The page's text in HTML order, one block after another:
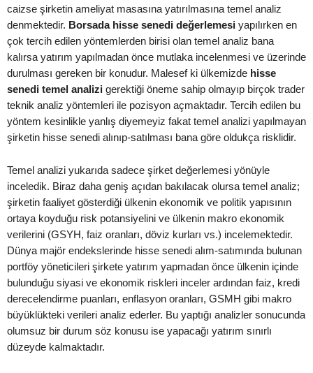
caizse şirketin ameliyat masasına yatırılmasına temel analiz
denmektedir. Borsada hisse senedi değerlemesi yapılırken en
çok tercih edilen yöntemlerden birisi olan temel analiz bana
kalırsa yatırım yapılmadan önce mutlaka incelenmesi ve üzerinde
durulması gereken bir konudur. Malesef ki ülkemizde hisse
senedi temel analizi gerektiği öneme sahip olmayıp birçok trader
teknik analiz yöntemleri ile pozisyon açmaktadır. Tercih edilen bu
yöntem kesinlikle yanlış diyemeyiz fakat temel analizi yapılmayan
şirketin hisse senedi alınıp-satılması bana göre oldukça risklidir.
Temel analizi yukarıda sadece şirket değerlemesi yönüyle
inceledik. Biraz daha geniş açıdan bakılacak olursa temel analiz;
şirketin faaliyet gösterdiği ülkenin ekonomik ve politik yapısının
ortaya koyduğu risk potansiyelini ve ülkenin makro ekonomik
verilerini (GSYH, faiz oranları, döviz kurları vs.) incelemektedir.
Dünya majör endekslerinde hisse senedi alım-satımında bulunan
portföy yöneticileri şirkete yatırım yapmadan önce ülkenin içinde
bulunduğu siyasi ve ekonomik riskleri inceler ardından faiz, kredi
derecelendirme puanları, enflasyon oranları, GSMH gibi makro
büyüklükteki verileri analiz ederler. Bu yaptığı analizler sonucunda
olumsuz bir durum söz konusu ise yapacağı yatırım sınırlı
düzeyde kalmaktadır.